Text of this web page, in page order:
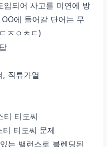
입되어 사고를 미연에 방
에 들어갈 단어는 무
ㅈㅇㅊㄷ)
직류가열
티도씨
티 티도씨 문제
는 밸런스로 블렌딩된